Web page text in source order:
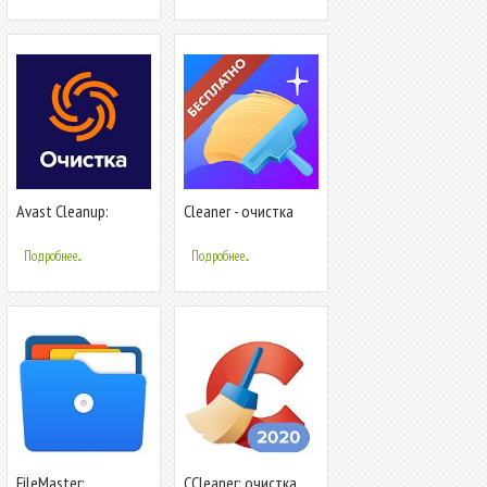
Avast Cleanup:
оптимизация
Подробнее...
Сleaner - очистка
ускорение,
оптимизация
Подробнее...